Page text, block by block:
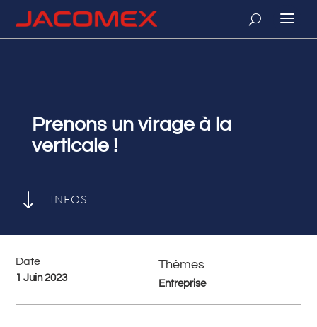
Prenons un virage à la
verticale !
" INFOS
Date
1 Juin 2023
Thèmes
Entreprise